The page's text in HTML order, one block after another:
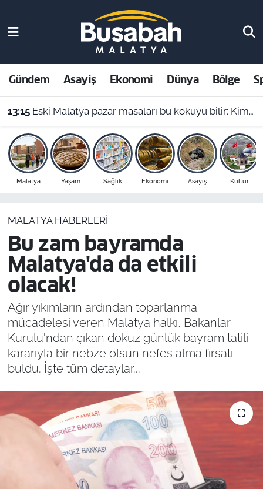
Gündem Asayiş Ekonomi Dünya Bölge
13:15 Eski Malatya pazar masaları bu kokuyu bilir: Kimi pekmezle yedi kimi yağla, işte o harle
Malatya Yaşam Sağlık Ekonomi Asayiş Kültür
MALATYA HABERLERI
Bu zam bayramda
Malatya'da da etkili
olacak!
Ağır yıkımların ardından toparlanma
mücadelesi veren Malatya halkı, Bakanlar
Kurulu'ndan çıkan dokuz günlük bayram tatili
kararıyla bir nebze olsun nefes alma fırsatı
buldu. İşte tüm detaylar...
Asayiş
Ekonomi
Dünya
Bölge
Resmi İlanlar
Malatya Nöbetçi Eczaneler
Malatya Hava Durumu
Malatya Namaz Vakitleri
Malatya Trafik Yoğunluk Haritası
Süper Lig Puan Durumu ve Fikstür
Son Dakika Haberleri
Haber Arşivi